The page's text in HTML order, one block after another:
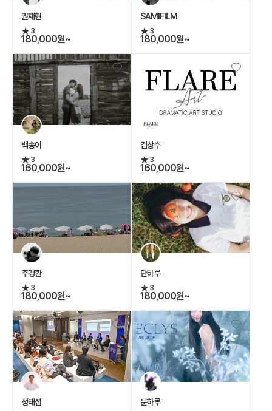
권재현
3
180,000원~
SAMIFILM
3
180,000원~
백송이
3
160,000원~
김상수
3
160,000원~
주경환
3
180,000원~
단하루
3
180,000원~
정태섭 문하루